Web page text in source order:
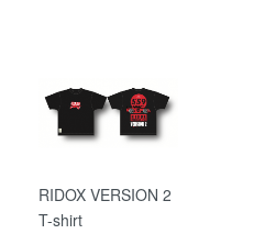
RIDOX VERSION 2
T-shirt